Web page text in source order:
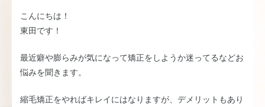
こんにちは！
東田です！
最近癖や膨らみが気になって矯正をしようか迷ってるなどお
悩みを聞きます。
縮毛矯正をやればキレイにはなりますが、デメリットもあり